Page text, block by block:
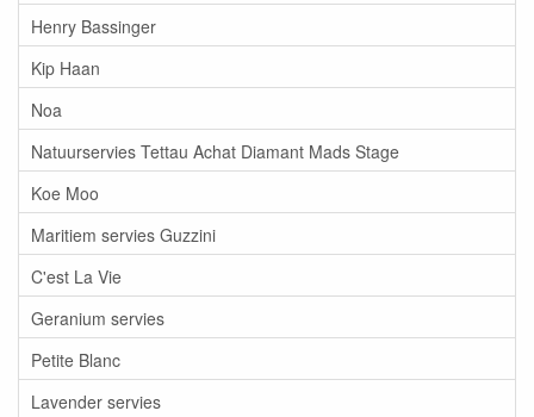
Henry Bassinger
Kip Haan
Noa
Natuurservies Tettau Achat Diamant Mads Stage
Koe Moo
Maritiem servies Guzzini
C'est La Vie
Geranium servies
Petite Blanc
Lavender servies